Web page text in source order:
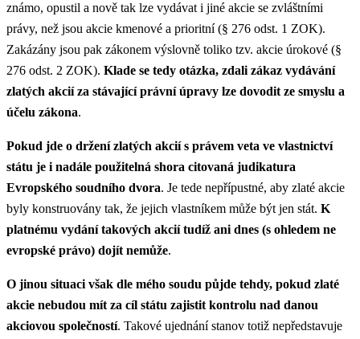
známo, opustil a nově tak lze vydávat i jiné akcie se zvláštními
právy, než jsou akcie kmenové a prioritní (§ 276 odst. 1 ZOK).
Zakázány jsou pak zákonem výslovně toliko tzv. akcie úrokové (§
276 odst. 2 ZOK). Klade se tedy otázka, zdali zákaz vydávání
zlatých akcií za stávající právní úpravy lze dovodit ze smyslu a
účelu zákona.
Pokud jde o držení zlatých akcií s právem veta ve vlastnictví
státu je i nadále použitelná shora citovaná judikatura
Evropského soudního dvora. Je tede nepřípustné, aby zlaté akcie
byly konstruovány tak, že jejich vlastníkem může být jen stát. K
platnému vydání takových akcií tudíž ani dnes (s ohledem ne
evropské právo) dojít nemůže.
O jinou situaci však dle mého soudu půjde tehdy, pokud zlaté
akcie nebudou mít za cíl státu zajistit kontrolu nad danou
akciovou společností. Takové ujednání stanov totiž nepředstavuje